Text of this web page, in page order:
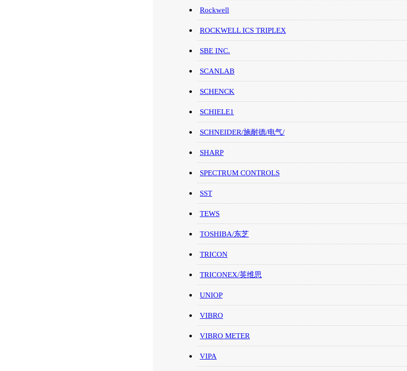
Rockwell
ROCKWELL ICS TRIPLEX
SBE INC.
SCANLAB
SCHENCK
SCHIELE1
SCHNEIDER/施耐德/电气/
SHARP
SPECTRUM CONTROLS
SST
TEWS
TOSHIBA/东芝
TRICON
TRICONEX/英维思
UNIOP
VIBRO
VIBRO METER
VIPA